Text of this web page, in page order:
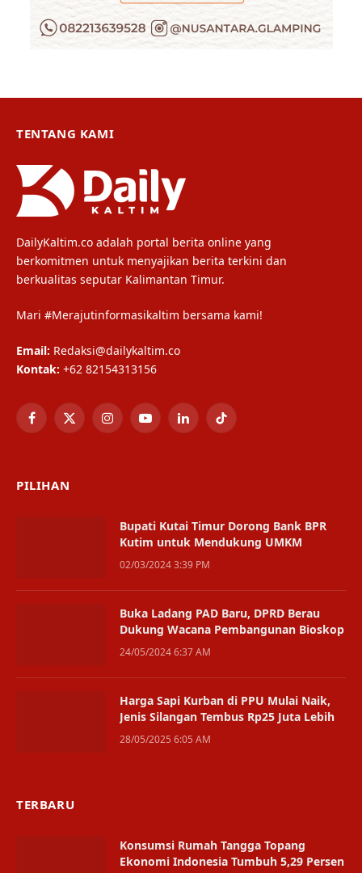
TENTANG KAMI
DailyKaltim.co adalah portal berita online yang
berkomitmen untuk menyajikan berita terkini dan
berkualitas seputar Kalimantan Timur.
Mari #Merajutinformasikaltim bersama kami!
Email: Redaksi@dailykaltim.co
Kontak: +62 82154313156
Facebook
X
InstagramYouTubeLinkedInTikTok
PILIHAN
Bupati Kutai Timur Dorong Bank BPR
Kutim untuk Mendukung UMKM
02/03/2024 3:39 PM
Buka Ladang PAD Baru, DPRD Berau
Dukung Wacana Pembangunan Bioskop
24/05/2024 6:37 AM
Harga Sapi Kurban di PPU Mulai Naik,
Jenis Silangan Tembus Rp25 Juta Lebih
28/05/2025 6:05 AM
TERBARU
Konsumsi Rumah Tangga Topang
Ekonomi Indonesia Tumbuh 5,29 Persen